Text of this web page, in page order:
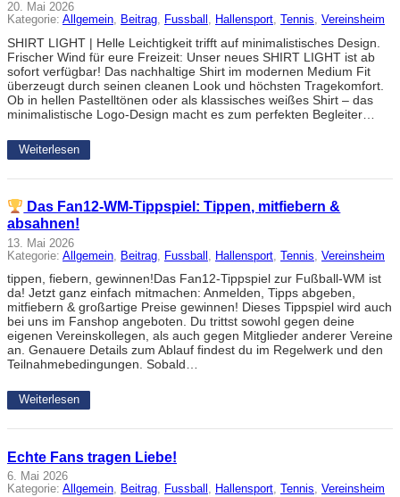
20. Mai 2026
Kategorie: Allgemein, Beitrag, Fussball , Hallensport, Tennis, Vereinsheim
SHIRT LIGHT | Helle Leichtigkeit trifft auf minimalistisches Design.
Frischer Wind für eure Freizeit: Unser neues SHIRT LIGHT ist ab
sofort verfügbar! Das nachhaltige Shirt im modernen Medium Fit
überzeugt durch seinen cleanen Look und höchsten Tragekomfort.
Ob in hellen Pastelltönen oder als klassisches weißes Shirt – das
minimalistische Logo-Design macht es zum perfekten Begleiter…
Weiterlesen
Das Fan12-WM-Tippspiel: Tippen, mitfiebern &
absahnen!
13. Mai 2026
Kategorie: Allgemein Beitrag Fussball Hallensport Tennis Vereinsheim
tippen, fiebern, gewinnen!Das Fan12-Tippspiel zur Fußball-WM ist
da! Jetzt ganz einfach mitmachen: Anmelden, Tipps abgeben,
mitfiebern & großartige Preise gewinnen! Dieses Tippspiel wird auch
bei uns im Fanshop angeboten. Du trittst sowohl gegen deine
eigenen Vereinskollegen, als auch gegen Mitglieder anderer Vereine
an. Genauere Details zum Ablauf findest du im Regelwerk und den
Teilnahmebedingungen. Sobald…
Weiterlesen
Echte Fans tragen Liebe!
6. Mai 2026
Kategorie: Allgemein, Beitrag, Fussball , Hallensport, Tennis, Vereinsheim